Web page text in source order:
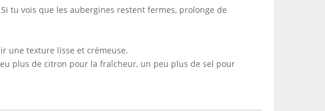
tu vois que les aubergines restent fermes, prolonge de
une texture lisse et crémeuse.
plus de citron pour la fraîcheur, un peu plus de sel pour